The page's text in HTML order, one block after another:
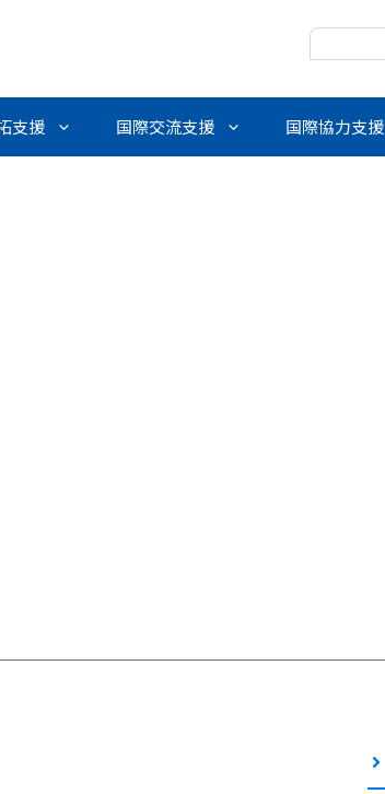
支援 国際交流支援 国際協力支援